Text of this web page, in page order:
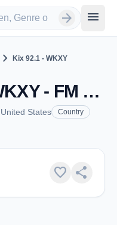
arrow_forward menu
chevron_right Kix 92.1 - WKXY
Kix 92.1 - WKXY - FM 92.1 - Merigold, MS
States Country
favorite share